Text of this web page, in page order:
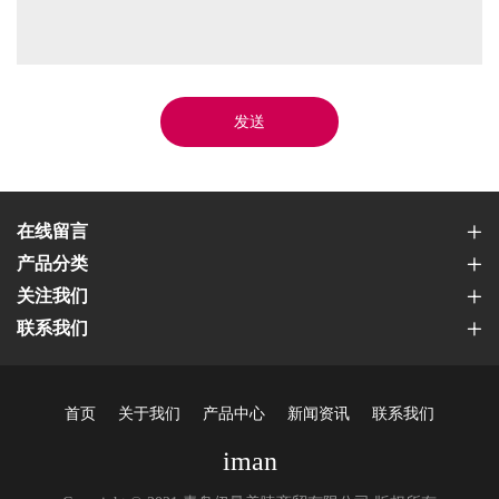
发送
在线留言
产品分类
关注我们
联系我们
首页 关于我们 产品中心 新闻资讯 联系我们
iman